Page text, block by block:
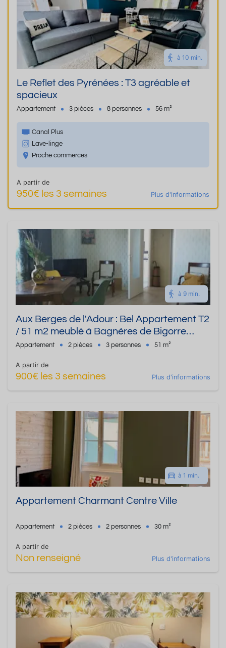
à 10 min.
Le Reflet des Pyrénées : T3 agréable et
spacieux
Appartement 3 pièces 8 personnes 56 m²
Canal Plus
Lave-linge
Proche commerces
A partir de
950€ les 3 semaines Plus d'informations
à 9 min.
Aux Berges de l'Adour : Bel Appartement T2
/ 51 m2 meublé à Bagnères de Bigorre
Classé 3 étoiles
Appartement 2 pièces 3 personnes 51 m²
A partir de
900€ les 3 semaines Plus d'informations
à 1 min.
Appartement Charmant Centre Ville
Appartement 2 pièces 2 personnes 30 m²
A partir de
Non renseigné Plus d'informations